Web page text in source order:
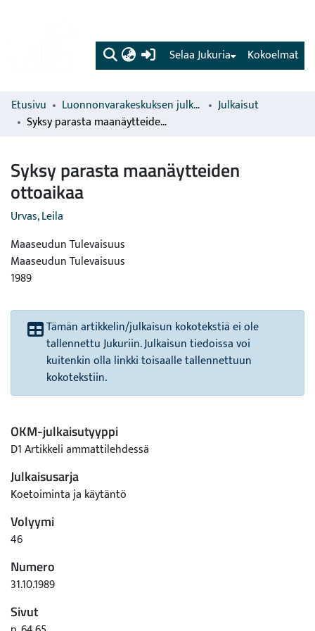
(current) Kokoelmat
Selaa Jukuria
Etusivu Luonnonvarakeskuksen julkaisut
Julkaisut
Syksy parasta maanäytteiden ottoaikaa
Syksy parasta maanäytteiden
ottoaikaa
Urvas, Leila
Maaseudun Tulevaisuus
Maaseudun Tulevaisuus
1989
Tämän artikkelin/julkaisun kokotekstiä ei ole
tallennettu Jukuriin. Julkaisun tiedoissa voi
kuitenkin olla linkki toisaalle tallennettuun
kokotekstiin.
OKM-julkaisutyyppi
D1 Artikkeli ammattilehdessä
Julkaisusarja
Koetoiminta ja käytäntö
Volyymi
46
Numero
31.10.1989
Sivut